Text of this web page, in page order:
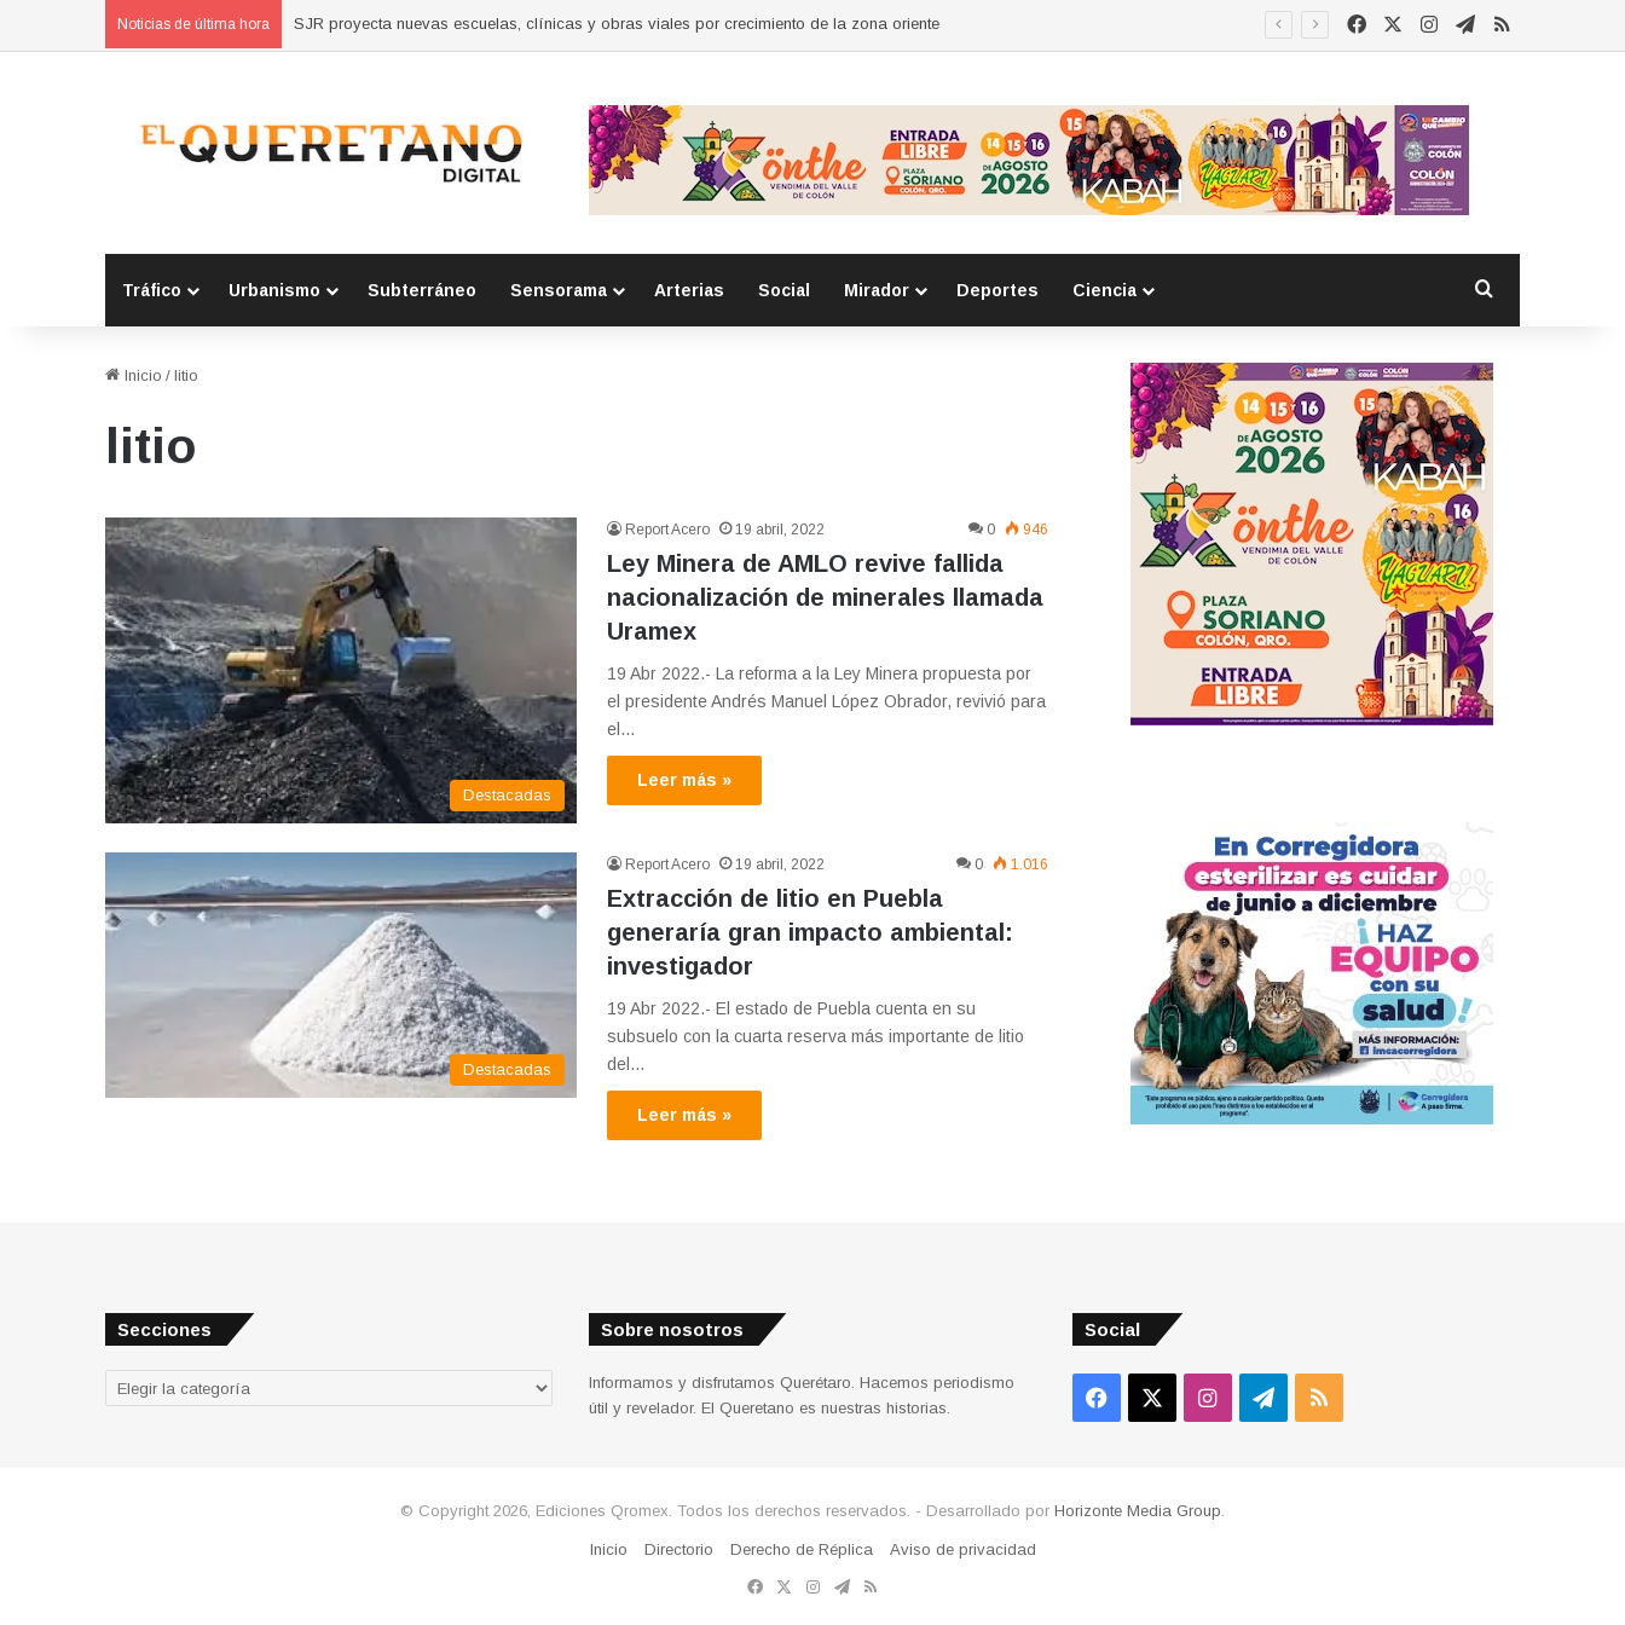
Noticias de última hora SJR proyecta nuevas escuelas, clínicas y obras viales por crecimiento de la zona oriente FacebookInstagram
Telegram
RSS
Tráfico Urbanismo Subterráneo Sensorama Arterias Social Mirador Deportes Ciencia
Inicio / litio
litio
Destacadas
Report Acero 19 abril, 2022 0 946
Ley Minera de AMLO revive fallida
nacionalización de minerales llamada
Uramex
19 Abr 2022.- La reforma a la Ley Minera propuesta por
el presidente Andrés Manuel López Obrador, revivió para
el…
Leer más »
Destacadas
Report Acero 19 abril, 2022 0 1.016
Extracción de litio en Puebla
generaría gran impacto ambiental:
investigador
19 Abr 2022.- El estado de Puebla cuenta en su
subsuelo con la cuarta reserva más importante de litio
del…
Leer más »
Secciones
Secciones
Sobre nosotros
Informamos y disfrutamos Querétaro. Hacemos periodismo
útil y revelador. El Queretano es nuestras historias.
Social
Facebook InstagramTelegram
RSS
© Copyright 2026, Ediciones Qromex. Todos los derechos reservados. - Desarrollado por Horizonte Media Group.
Inicio Directorio Derecho de Réplica
Aviso de privacidad
Facebook
X Instagram
Telegram
RSS